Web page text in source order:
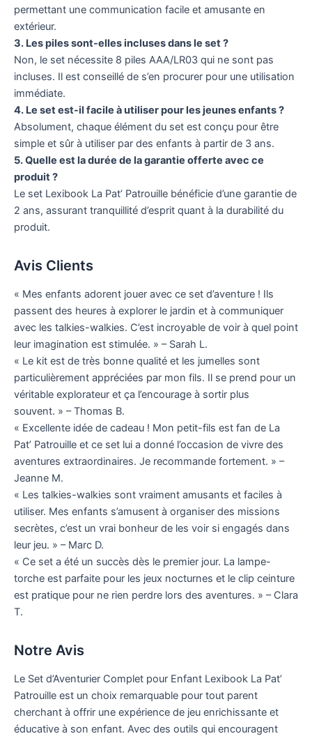
permettant une communication facile et amusante en
extérieur.
3. Les piles sont-elles incluses dans le set ?
Non, le set nécessite 8 piles AAA/LR03 qui ne sont pas
incluses. Il est conseillé de s’en procurer pour une utilisation
immédiate.
4. Le set est-il facile à utiliser pour les jeunes enfants ?
Absolument, chaque élément du set est conçu pour être
simple et sûr à utiliser par des enfants à partir de 3 ans.
5. Quelle est la durée de la garantie offerte avec ce
produit ?
Le set Lexibook La Pat’ Patrouille bénéficie d’une garantie de
2 ans, assurant tranquillité d’esprit quant à la durabilité du
produit.
Avis Clients
« Mes enfants adorent jouer avec ce set d’aventure ! Ils
passent des heures à explorer le jardin et à communiquer
avec les talkies-walkies. C’est incroyable de voir à quel point
leur imagination est stimulée. » – Sarah L.
« Le kit est de très bonne qualité et les jumelles sont
particulièrement appréciées par mon fils. Il se prend pour un
véritable explorateur et ça l’encourage à sortir plus
souvent. » – Thomas B.
« Excellente idée de cadeau ! Mon petit-fils est fan de La
Pat’ Patrouille et ce set lui a donné l’occasion de vivre des
aventures extraordinaires. Je recommande fortement. » –
Jeanne M.
« Les talkies-walkies sont vraiment amusants et faciles à
utiliser. Mes enfants s’amusent à organiser des missions
secrètes, c’est un vrai bonheur de les voir si engagés dans
leur jeu. » – Marc D.
« Ce set a été un succès dès le premier jour. La lampe-
torche est parfaite pour les jeux nocturnes et le clip ceinture
est pratique pour ne rien perdre lors des aventures. » – Clara
T.
Notre Avis
Le Set d’Aventurier Complet pour Enfant Lexibook La Pat’
Patrouille est un choix remarquable pour tout parent
cherchant à offrir une expérience de jeu enrichissante et
éducative à son enfant. Avec des outils qui encouragent